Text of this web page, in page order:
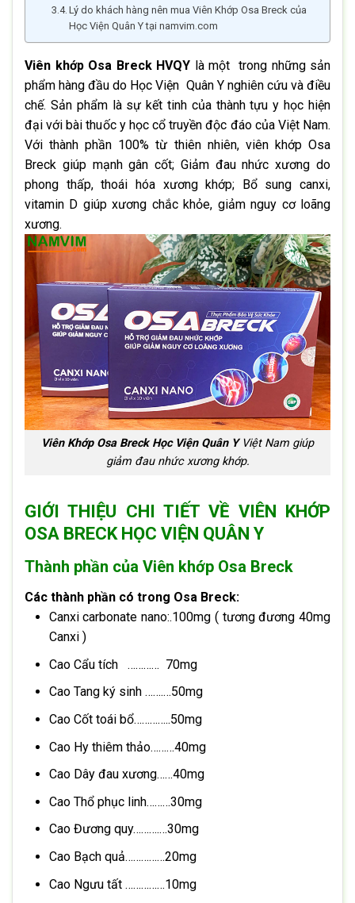
Lý do khách hàng nên mua Viên Khớp Osa Breck của
Học Viện Quân Y tại namvim.com
Viên khớp Osa Breck HVQY là một trong những sản
phẩm hàng đầu do Học Viện Quân Y nghiên cứu và điều
chế. Sản phẩm là sự kết tinh của thành tựu y học hiện
đại với bài thuốc y học cổ truyền độc đáo của Việt Nam.
Với thành phần 100% từ thiên nhiên, viên khớp Osa
Breck giúp mạnh gân cốt; Giảm đau nhức xương do
phong thấp, thoái hóa xương khớp; Bổ sung canxi,
vitamin D giúp xương chắc khỏe, giảm nguy cơ loãng
xương.
Viên Khớp Osa Breck Học Viện Quân YViệt Nam giúp
giảm đau nhức xương khớp.
GIỚI THIỆU CHI TIẾT VỀ VIÊN KHỚP
OSA BRECK HỌC VIỆN QUÂN Y
Thành phần của Viên khớp Osa Breck
Các thành phần có trong Osa Breck:
Canxi carbonate nano:.100mg ( tương đương 40mg
Canxi )
Cao Cẩu tích ………… 70mg
Cao Tang ký sinh …….…50mg
Cao Cốt toái bổ…………..50mg
Cao Hy thiêm thảo………40mg
Cao Dây đau xương……40mg
Cao Thổ phục linh………30mg
Cao Đương quy……….…30mg
Cao Bạch quả……………20mg
Cao Ngưu tất ……………10mg